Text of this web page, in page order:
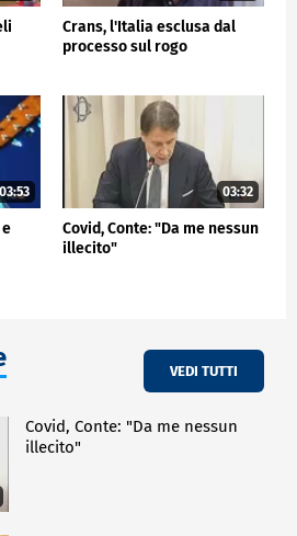
Crans, l'Italia esclusa dal
processo sul rogo
03:53 03:32
Covid, Conte: "Da me nessun
illecito"
VEDI TUTTI
Covid, Conte: "Da me nessun
illecito"